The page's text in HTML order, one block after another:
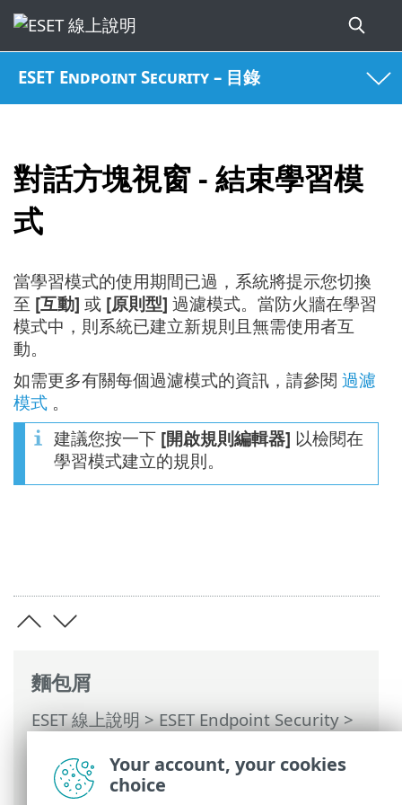
ESET Endpoint Security – 目錄
對話方塊視窗 - 結束學習模
式
麵包屑
ESET 線上說明>ESET Endpoint Security>
學習模式設定> 對話方塊視窗 - 結束學習模
當學習模式的使用期間已過，系統將提示您切換
至 [互動] 或 [原則型] 過濾模式。當防火牆在學習
模式中，則系統已建立新規則且無需使用者互
動。
如需更多有關每個過濾模式的資訊，請參閱 過濾
模式 。
建議您按一下 [開啟規則編輯器] 以檢閱在
學習模式建立的規則。
Your account, your cookies
choice